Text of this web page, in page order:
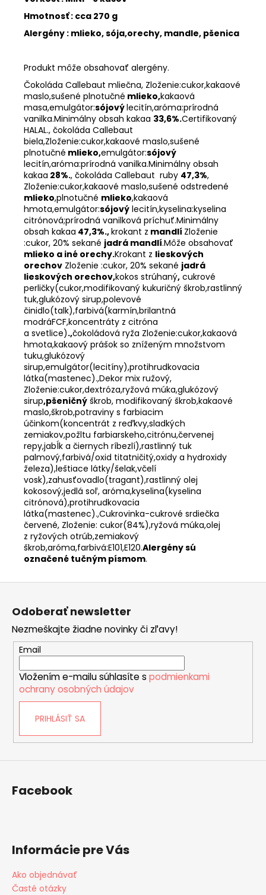
Hmotnosť : cca 270 g
Alergény : mlieko, sója,orechy, mandle, pšenica
Produkt môže obsahovať alergény.
Čokoláda Callebaut mliečna, Zloženie:cukor,kakaové
maslo,sušené plnotučné mlieko,kakaová
masa,emulgátor:sójovýlecitín,aróma:prírodná
vanilka.Minimálny obsah kakaa 33,6%.Certifikovaný
HALAL., čokoláda Callebaut
biela,Zloženie:cukor,kakaové maslo,sušené
plnotučné mlieko,emulgátor:sójový
lecitín,aróma:prírodná vanilka.Minimálny obsah
kakaa 28%., čokoláda Callebaut ruby 47,3%,
Zloženie:cukor,kakaové maslo,sušené odstredené
mlieko,plnotučné mlieko,kakaová
hmota,emulgátor:sójový lecitín,kyselina:kyselina
citrónová;prírodná vanilková príchuť.Minimálny
obsah kakaa 47,3%.,krokant z mandlí Zloženie
:cukor, 20% sekané jadrá mandlí.Môže obsahovať
mlieko a iné orechy.Krokant z lieskových
orechov Zloženie :cukor, 20% sekané jadrá
lieskových orechov,kokos strúhaný, cukrové
perličky(cukor,modifikovaný kukuričný škrob,rastlinný
tuk,glukózový sirup,polevové
činidlo(talk),farbivá(karmín,brilantná
modráFCF,koncentráty z citróna
a svetlice).,čokoládová ryža Zloženie:cukor,kakaová
hmota,kakaový prášok so zníženým množstvom
tuku,glukózový
sirup,emulgátor(lecitíny),protihrudkovacia
látka(mastenec).,Dekor mix ružový,
Zloženie:cukor,dextróza,ryžová múka,glukózový
sirup,pšeničný škrob, modifikovaný škrob,kakaové
maslo,škrob,potraviny s farbiacim
účinkom(koncentrát z reďkvy,sladkých
zemiakov,požltu farbiarskeho,citrónu,červenej
repy,jabĺk a čiernych ríbezlí),rastlinný tuk
palmový,farbivá/oxid titatničitý,oxidy a hydroxidy
železa),leštiace látky/šelak,včelí
vosk),zahusťovadlo(tragant),rastlinný olej
kokosový,jedlá soľ, aróma,kyselina(kyselina
citrónová),protihrudkovacia
látka(mastenec).,Cukrovinka-cukrové srdiečka
červené, Zloženie: cukor(84%),ryžová múka,olej
z ryžových otrúb,zemiakový
škrob,aróma,farbivá:E101,E120.Alergény sú
označené tučným písmom.
Z
Odoberať newsletter
Nezmeškajte žiadne novinky či zľavy!
Email
Vložením e-mailu súhlasíte s podmienkami
ochrany osobných údajov
PRIHLÁSIŤ SA
Facebook
Informácie pre Vás
Ako objednávať
Časté otázky